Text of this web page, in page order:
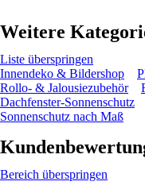
Weitere
Liste überspringen
Innendeko & Bildershop
Rollo- & Jalousiezubehör
Dachfenster-Sonnenschutz
Sonnenschutz nach Maß
Bereich überspringen